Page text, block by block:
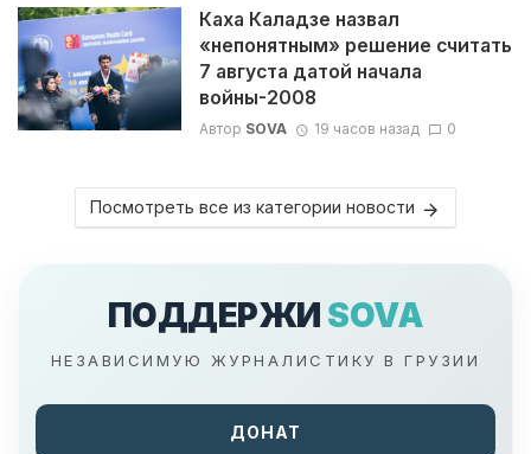
Каха Каладзе назвал
«непонятным» решение считать
7 августа датой начала
войны-2008
Автор SOVA 19 часов назад 0
Посмотреть все из категории новости
ПОДДЕРЖИ SOVA
НЕЗАВИСИМУЮ ЖУРНАЛИСТИКУ В ГРУЗИИ
ДОНАТ